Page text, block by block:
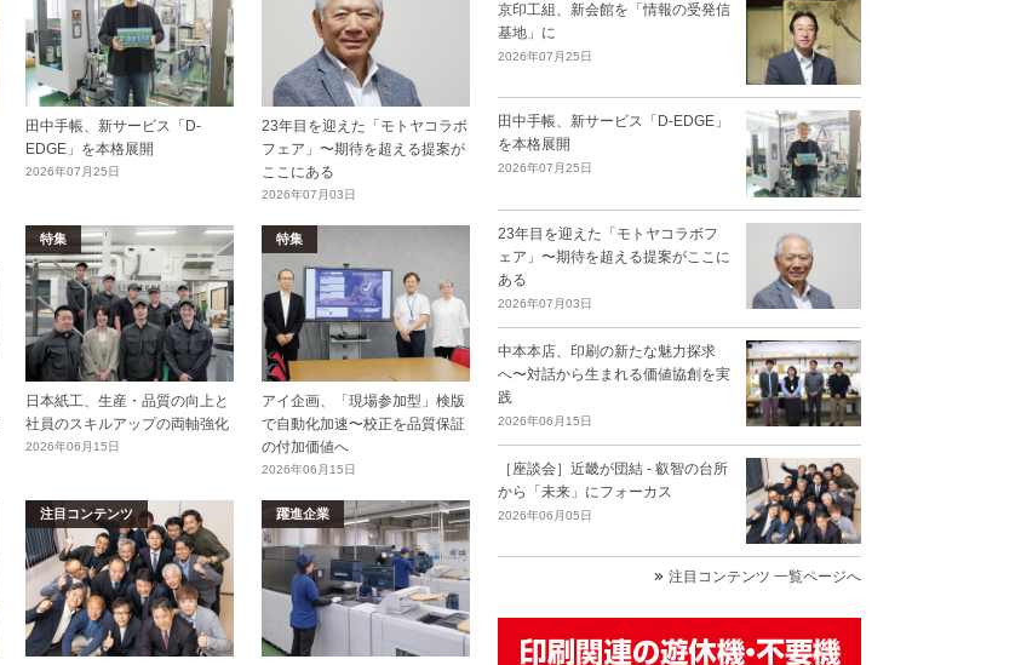
田中手帳、新サービス「D-
EDGE」を本格展開
2026年07月25日
23年目を迎えた「モトヤコラボ
フェア」〜期待を超える提案が
ここにある
2026年07月03日
特集
日本紙工、生産・品質の向上と
社員のスキルアップの両軸強化
2026年06月15日
特集
アイ企画、「現場参加型」検版
で自動化加速〜校正を品質保証
の付加価値へ
2026年06月15日
注目コンテンツ 躍進企業
京印工組、新会館を「情報の受発信
基地」に
2026年07月25日
田中手帳、新サービス「D-EDGE」
を本格展開
2026年07月25日
23年目を迎えた「モトヤコラボフ
ェア」〜期待を超える提案がここに
ある
2026年07月03日
中本本店、印刷の新たな魅力探求
へ〜対話から生まれる価値協創を実
践
2026年06月15日
［座談会］近畿が団結 - 叡智の台所
から「未来」にフォーカス
2026年06月05日
注目コンテンツ 一覧ページへ